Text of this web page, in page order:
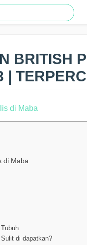
BRITISH
|
di Maba
di dapatkan?